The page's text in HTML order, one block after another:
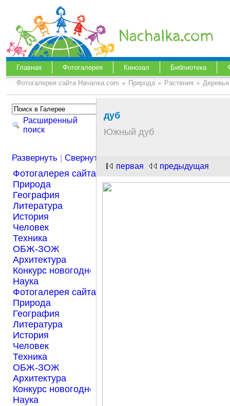
Главная Фотогалерея Кинозал Библиотека
Фотогалерея сайта Началка.com Природа Растения Деревья
Расширенный
поиск
Развернуть |Свернуть
Фотогалерея сайта Началка.com
Природа
География
Литература
История
Человек
Техника
ОБЖ-ЗОЖ
Архитектура
Конкурс новогодней открытки "Нарисуем Новый
Наука
Фотогалерея сайта Началка.com
Природа
География
Литература
История
Человек
Техника
ОБЖ-ЗОЖ
Архитектура
Конкурс новогодней открытки "Нарисуем Новый
Наука
дуб
Южный дуб
первая предыдущая